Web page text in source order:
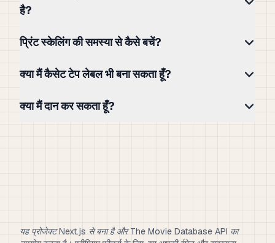
है?
प्रिंट स्केलिंग की समस्या से कैसे बचें?
क्या मैं कैसेट टेप लेबल भी बना सकता हूँ?
क्या मैं दान कर सकता हूँ?
यह प्रोजेक्ट Next.js से बना है और The Movie Database API का